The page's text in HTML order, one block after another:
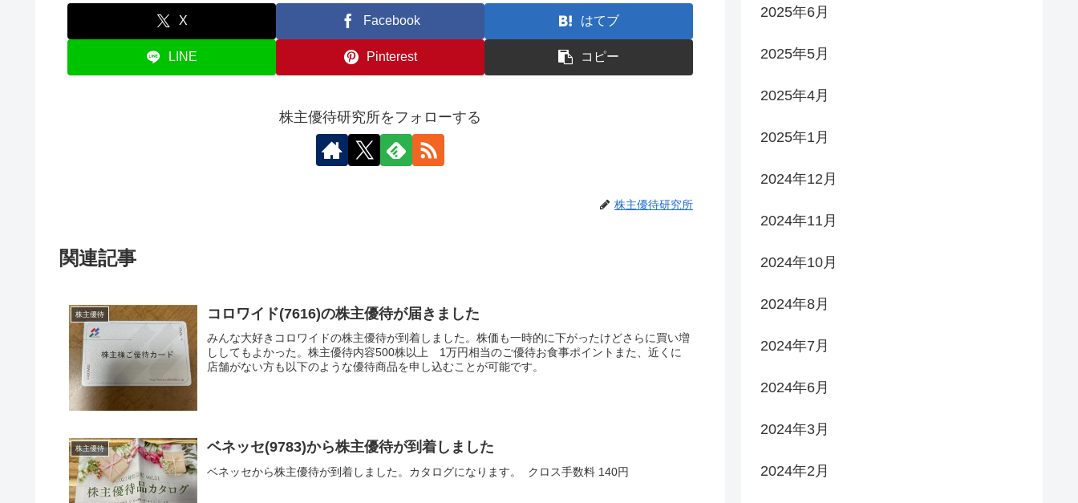
X Facebook はてブ
LINE Pinterest コピー
株主優待研究所をフォローする
株主優待研究所
関連記事
株主優待 コロワイド(7616)の株主優待が届きました
みんな大好きコロワイドの株主優待が到着しました。株価も一時的に下がったけどさらに買い増
ししてもよかった。株主優待内容500株以上 1万円相当のご優待お食事ポイントまた、近くに
店舗がない方も以下のような優待商品を申し込むことが可能です。
株主優待 ベネッセ(9783)から株主優待が到着しました
ベネッセから株主優待が到着しました。カタログになります。 クロス手数料 140円
2025年6月
2025年5月
2025年4月
2025年1月
2024年12月
2024年11月
2024年10月
2024年8月
2024年7月
2024年6月
2024年3月
2024年2月